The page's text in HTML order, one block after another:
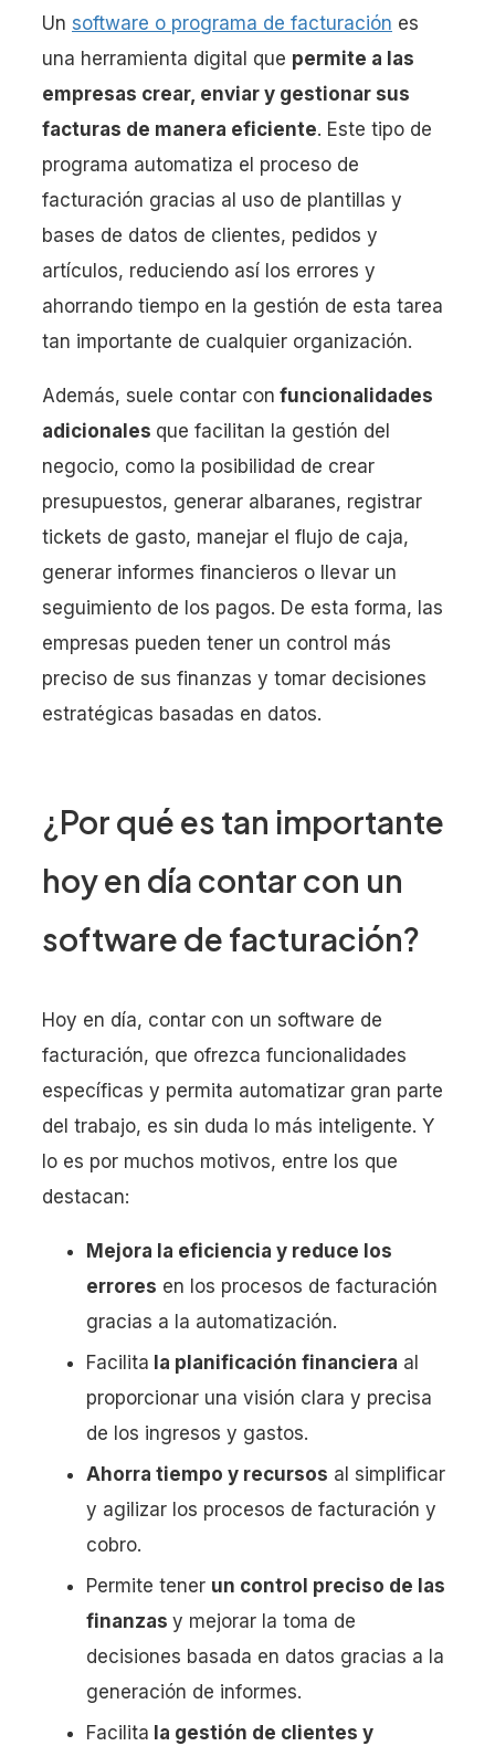
Un software o programa de facturación es
una herramienta digital que permite a las
empresas crear, enviar y gestionar sus
facturas de manera eficiente. Este tipo de
programa automatiza el proceso de
facturación gracias al uso de plantillas y
bases de datos de clientes, pedidos y
artículos, reduciendo así los errores y
ahorrando tiempo en la gestión de esta tarea
tan importante de cualquier organización.
Además, suele contar con funcionalidades
adicionales que facilitan la gestión del
negocio, como la posibilidad de crear
presupuestos, generar albaranes, registrar
tickets de gasto, manejar el flujo de caja,
generar informes financieros o llevar un
seguimiento de los pagos. De esta forma, las
empresas pueden tener un control más
preciso de sus finanzas y tomar decisiones
estratégicas basadas en datos.
¿Por qué es tan importante
hoy en día contar con un
software de facturación?
Hoy en día, contar con un software de
facturación, que ofrezca funcionalidades
específicas y permita automatizar gran parte
del trabajo, es sin duda lo más inteligente. Y
lo es por muchos motivos, entre los que
destacan:
Mejora la eficiencia y reduce los
errores en los procesos de facturación
gracias a la automatización.
Facilita la planificación financiera al
proporcionar una visión clara y precisa
de los ingresos y gastos.
Ahorra tiempo y recursos al simplificar
y agilizar los procesos de facturación y
cobro.
Permite tener un control preciso de las
finanzas y mejorar la toma de
decisiones basada en datos gracias a la
generación de informes.
Facilita la gestión de clientes y